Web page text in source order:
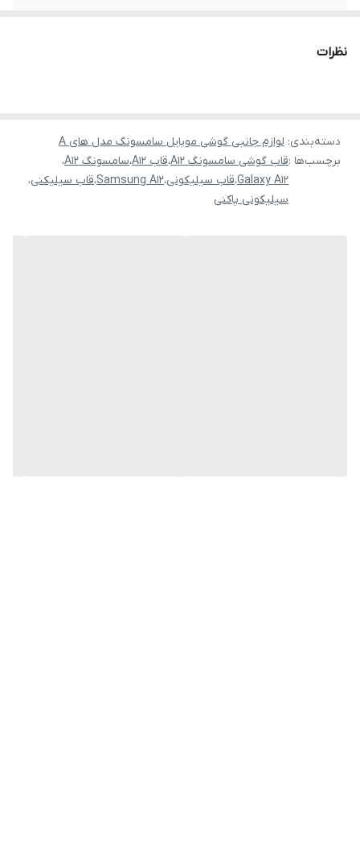
نظرات
دسته‌بندی: لوازم جانبی گوشی موبایل سامسونگ مدل های A
برچسب‌ها :قاب گوشی سامسونگ A12 ،قاب A12 ،سامسونگ A12
،
Galaxy A12،قاب سیلیکونی،Samsung A12،قاب سیلیکنی،
سیلیکونی پاکنی